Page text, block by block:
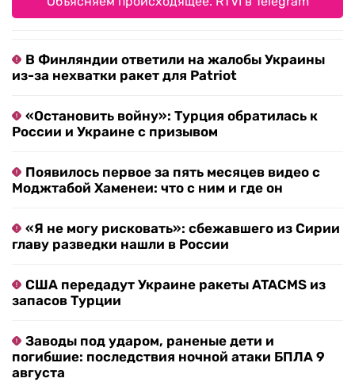
В Финляндии ответили на жалобы Украины
из-за нехватки ракет для Patriot
«Остановить войну»: Турция обратилась к
России и Украине с призывом
Появилось первое за пять месяцев видео с
Моджтабой Хаменеи: что с ним и где он
«Я не могу рисковать»: сбежавшего из Сирии
главу разведки нашли в России
США передадут Украине ракеты ATACMS из
запасов Турции
Заводы под ударом, раненые дети и
погибшие: последствия ночной атаки БПЛА 9
августа